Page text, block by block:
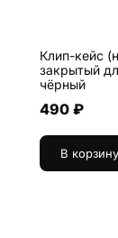
Клип-кейс
закрытый
чёрный
490 ₽
В корзину